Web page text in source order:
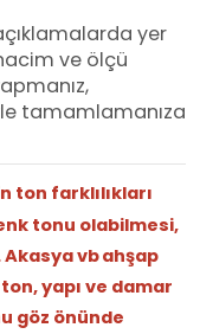
yer
ve ölçü
tamamlamanıza
ton farklılıkları
tonu olabilmesi,
vb ahşap
yapı ve damar
göz önünde